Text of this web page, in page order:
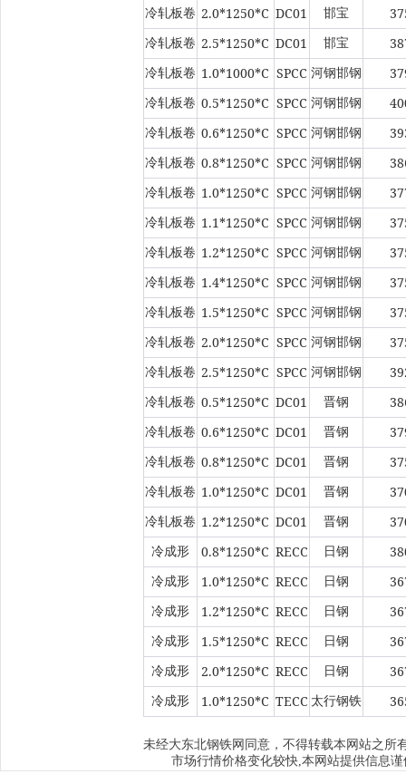
冷轧板卷 2.0*1250*C DC01 邯宝
冷轧板卷 2.5*1250*C DC01 邯宝
冷轧板卷 1.0*1000*C SPCC 河钢邯钢
冷轧板卷 0.5*1250*C SPCC 河钢邯钢
冷轧板卷 0.6*1250*C SPCC 河钢邯钢
冷轧板卷 0.8*1250*C SPCC 河钢邯钢
冷轧板卷 1.0*1250*C SPCC 河钢邯钢
冷轧板卷 1.1*1250*C SPCC 河钢邯钢
冷轧板卷 1.2*1250*C SPCC 河钢邯钢
冷轧板卷 1.4*1250*C SPCC 河钢邯钢
冷轧板卷 1.5*1250*C SPCC 河钢邯钢
冷轧板卷 2.0*1250*C SPCC 河钢邯钢
冷轧板卷 2.5*1250*C SPCC 河钢邯钢
冷轧板卷 0.5*1250*C DC01 晋钢
冷轧板卷 0.6*1250*C DC01 晋钢
冷轧板卷 0.8*1250*C DC01 晋钢
冷轧板卷 1.0*1250*C DC01 晋钢
冷轧板卷 1.2*1250*C DC01 晋钢
冷成形 0.8*1250*C RECC 日钢
冷成形 1.0*1250*C RECC 日钢
冷成形 1.2*1250*C RECC 日钢
冷成形 1.5*1250*C RECC 日钢
冷成形 2.0*1250*C RECC 日钢
冷成形 1.0*1250*C TECC 太行钢铁
未经大东北钢铁网 同意，不得转载本网站之所
市场行情价格变化较快,本网站提供信息